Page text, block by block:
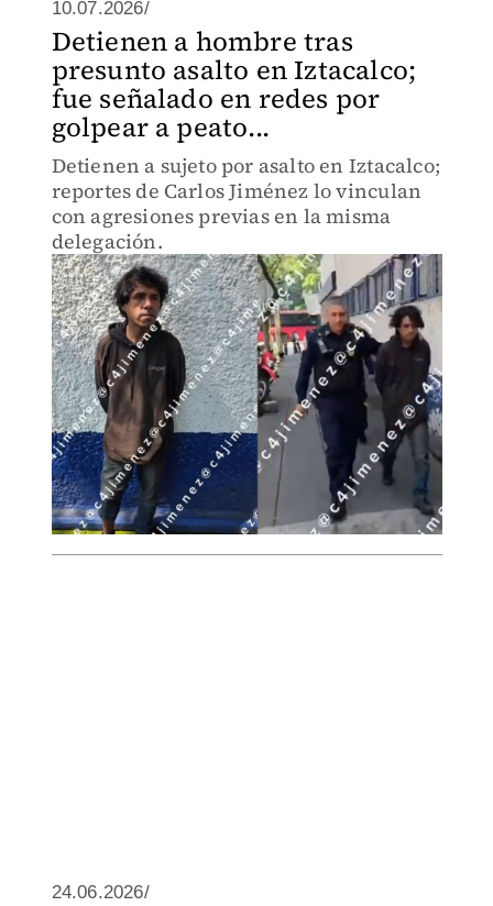
10.07.2026/
Detienen a hombre tras
presunto asalto en Iztacalco;
fue señalado en redes por
golpear a peato...
Detienen a sujeto por asalto en Iztacalco;
reportes de Carlos Jiménez lo vinculan
con agresiones previas en la misma
delegación.
24.06.2026/